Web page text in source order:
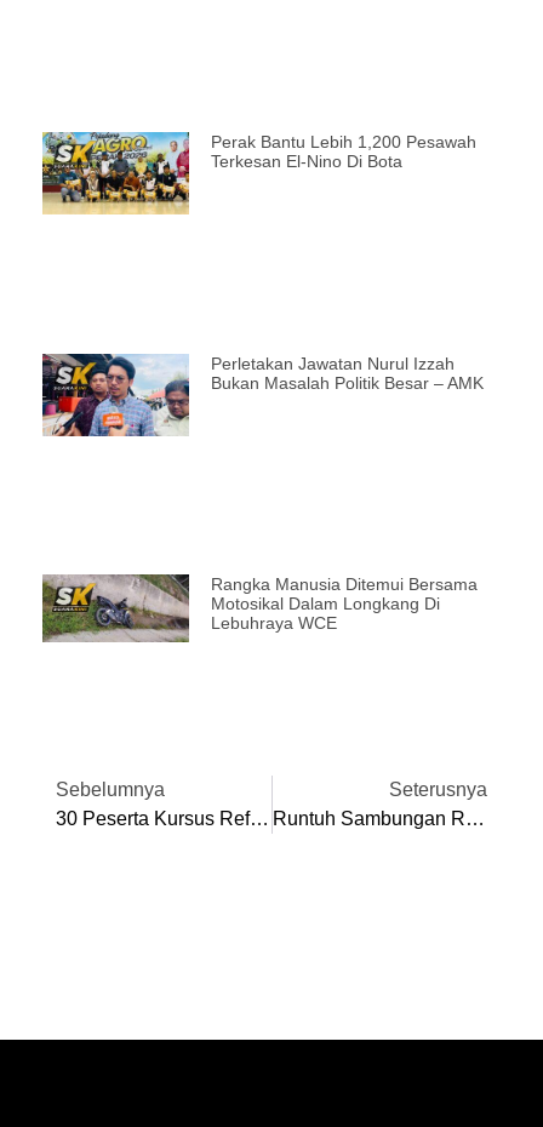
Perak Bantu Lebih 1,200 Pesawah
Terkesan El-Nino Di Bota
Perletakan Jawatan Nurul Izzah
Bukan Masalah Politik Besar – AMK
Rangka Manusia Ditemui Bersama
Motosikal Dalam Longkang Di
Lebuhraya WCE
Sebelumnya
30 Peserta Kursus Refleksologi Urutan Proper A Terima Set Peralatan Perniagaan
Seterusnya
Runtuh Sambungan Rumah: Penduduk RPA Liman Kati Rayu Campur Tangan Kerajaan